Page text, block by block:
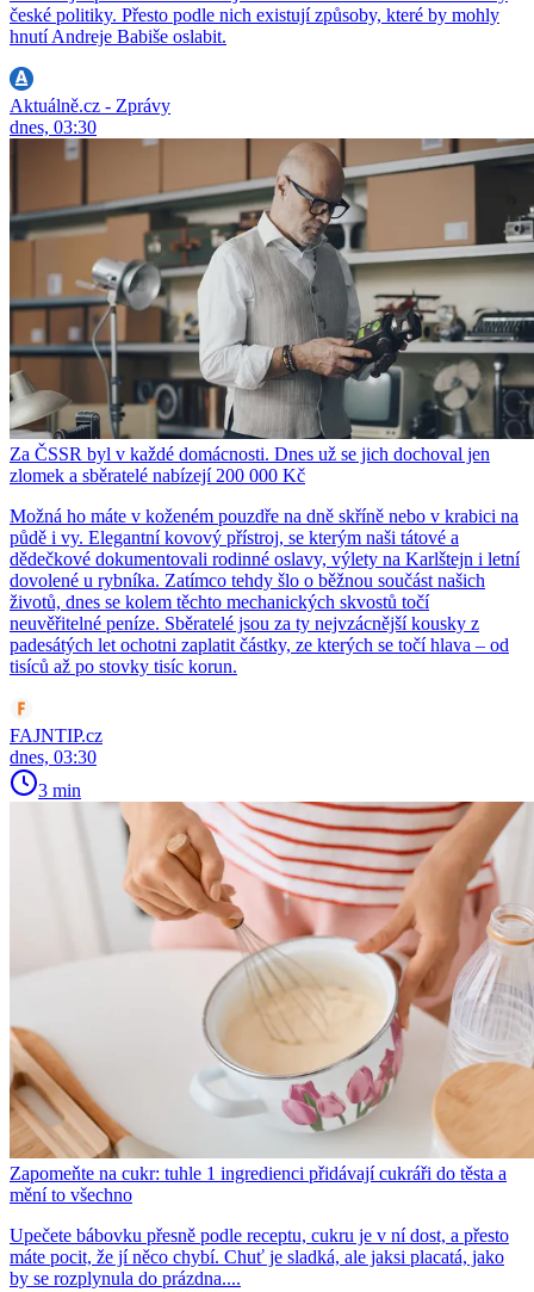
české politiky. Přesto podle nich existují způsoby, které by mohly
hnutí Andreje Babiše oslabit.
Aktuálně.cz - Zprávy
dnes, 03:30
Za ČSSR byl v každé domácnosti. Dnes už se jich dochoval jen
zlomek a sběratelé nabízejí 200 000 Kč
Možná ho máte v koženém pouzdře na dně skříně nebo v krabici na
půdě i vy. Elegantní kovový přístroj, se kterým naši tátové a
dědečkové dokumentovali rodinné oslavy, výlety na Karlštejn i letní
dovolené u rybníka. Zatímco tehdy šlo o běžnou součást našich
životů, dnes se kolem těchto mechanických skvostů točí
neuvěřitelné peníze. Sběratelé jsou za ty nejvzácnější kousky z
padesátých let ochotni zaplatit částky, ze kterých se točí hlava – od
tisíců až po stovky tisíc korun.
FAJNTIP.cz
dnes, 03:30
3 min
Zapomeňte na cukr: tuhle 1 ingredienci přidávají cukráři do těsta a
mění to všechno
Upečete bábovku přesně podle receptu, cukru je v ní dost, a přesto
máte pocit, že jí něco chybí. Chuť je sladká, ale jaksi placatá, jako
by se rozplynula do prázdna....